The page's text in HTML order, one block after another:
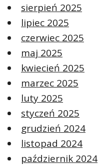
sierpień 2025
lipiec 2025
czerwiec 2025
maj 2025
kwiecień 2025
marzec 2025
luty 2025
styczeń 2025
grudzień 2024
listopad 2024
październik 2024